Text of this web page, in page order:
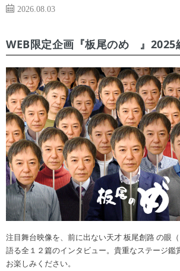
2026.08.03
WEB限定企画『板尾のめ゙』2025
注目舞台映像を、前に出ない天才 板尾創路 の眼
語る全１２篇のインタビュー。貴重なステージ鑑
お楽しみください。